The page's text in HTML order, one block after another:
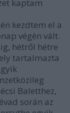
kaptam
kezdtem el a
végén vált.
hétről hétre
tartalmazta
Baletthez,
során az